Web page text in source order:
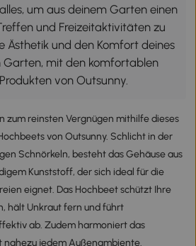
um aus deinem Garten einen
und Freizeitaktivitäten zu
Ästhetik und den Komfort deines
Garten, mit den komfortablen
von Outsunny.
zum reinsten Vergnügen mithilfe dieses
von Outsunny. Schlicht in der
Schnörkeln, besteht das Gehäuse aus
Kunststoff, der sich ideal für die
eignet. Das Hochbeet schützt Ihre
hält Unkraut fern und führt
ab. Zudem harmoniert das
nahezu jedem Außenambiente.